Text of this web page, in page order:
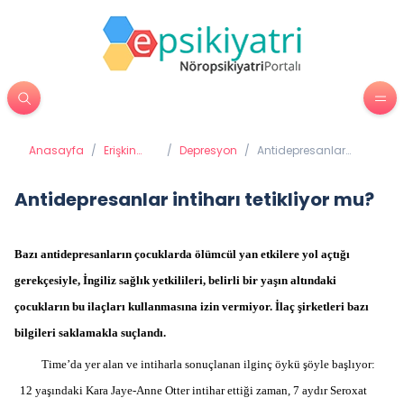
Anasayfa / Erişkin
/ Depresyon / Antidepresanlar
Antidepresanlar intiharı tetikliyor mu?
Bazı antidepresanların çocuklarda ölümcül yan etkilere yol açtığı
gerekçesiyle, İngiliz sağlık yetkilileri, belirli bir yaşın altındaki
çocukların bu ilaçları kullanmasına izin vermiyor. İlaç şirketleri bazı
bilgileri saklamakla suçlandı.
Time’da yer alan ve intiharla sonuçlanan ilginç öykü şöyle başlıyor:
12 yaşındaki Kara Jaye-Anne Otter intihar ettiği zaman, 7 aydır Seroxat